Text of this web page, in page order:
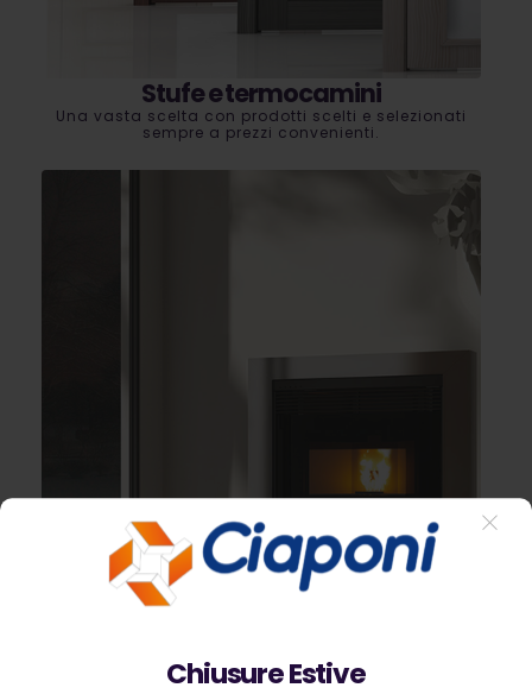
Chiusure Estive
Stufe e termocamini
Una vasta scelta con prodotti scelti e selezionati
sempre a prezzi convenienti.